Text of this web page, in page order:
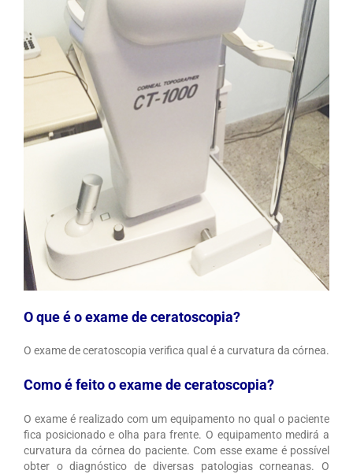
O que é o exame de ceratoscopia?
O exame de ceratoscopia verifica qual é a curvatura da córnea.
Como é feito o exame de ceratoscopia?
O exame é realizado com um equipamento no qual o paciente
fica posicionado e olha para frente. O equipamento medirá a
curvatura da córnea do paciente. Com esse exame é possível
obter o diagnóstico de diversas patologias corneanas. O